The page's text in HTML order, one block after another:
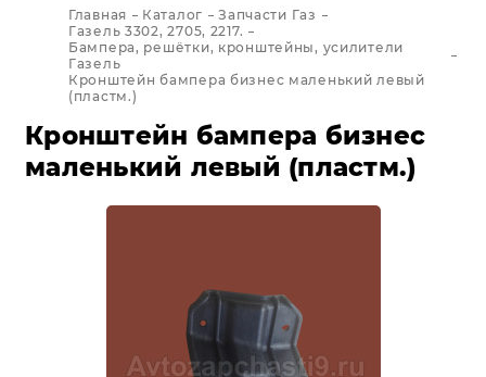
Главная Каталог
Запчасти Газ
Газель 3302, 2705, 2217.
Бампера, решётки, кронштейны, усилители
Газель
Кронштейн бампера бизнес маленький левый
(пластм.)
Кронштейн бампера бизнес
маленький левый (пластм.)